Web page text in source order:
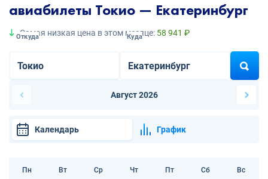
авиабилеты Токио — Екатеринбург
Самая низкая цена в этом месяце: 58 941 ₽
Откуда Куда
Август 2026
Календарь График
Пн Вт Ср Чт Пт Сб Вс